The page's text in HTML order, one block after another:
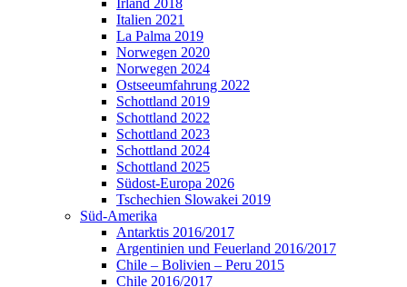
Irland 2018
Italien 2021
La Palma 2019
Norwegen 2020
Norwegen 2024
Ostseeumfahrung 2022
Schottland 2019
Schottland 2022
Schottland 2023
Schottland 2024
Schottland 2025
Südost-Europa 2026
Tschechien Slowakei 2019
Süd-Amerika
Antarktis 2016/2017
Argentinien und Feuerland 2016/2017
Chile – Bolivien – Peru 2015
Chile 2016/2017